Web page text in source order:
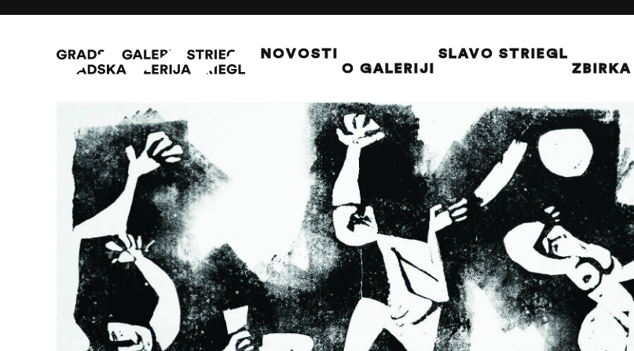
NOVOSTI
O GALERIJI
SLAVO STRIEGL
ZBIRKA